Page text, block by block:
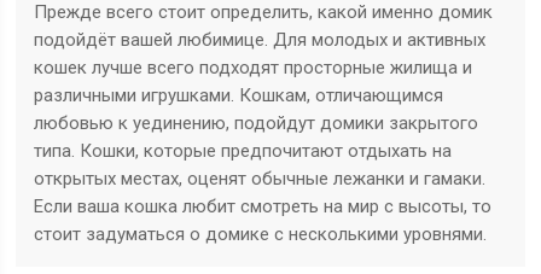
Прежде всего стоит определить, какой именно домик
подойдёт вашей любимице. Для молодых и активных
кошек лучше всего подходят просторные жилища и
различными игрушками. Кошкам, отличающимся
любовью к уединению, подойдут домики закрытого
типа. Кошки, которые предпочитают отдыхать на
открытых местах, оценят обычные лежанки и гамаки.
Если ваша кошка любит смотреть на мир с высоты, то
стоит задуматься о домике с несколькими уровнями.